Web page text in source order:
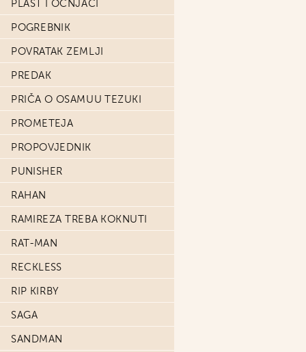
PLAŠT I OČNJACI
POGREBNIK
POVRATAK ZEMLJI
PREDAK
PRIČA O OSAMUU TEZUKI
PROMETEJA
PROPOVJEDNIK
PUNISHER
RAHAN
RAMIREZA TREBA KOKNUTI
RAT-MAN
RECKLESS
RIP KIRBY
SAGA
SANDMAN